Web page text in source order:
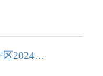
喜报｜同创建管获评“成都市金牛区2024年高质量发展突出贡献企业（单位）”